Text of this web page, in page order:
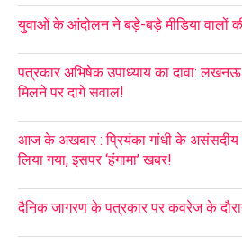
युवाओं के आंदोलन ने बड़े-बड़े मीडिया वालों
पत्रकार अभिषेक उपाध्याय का दावा:
मिलने पर दागे सवाल!
आज के अखबार : प्रियंका गांधी के असंसदीय
लिया गया, इसपर ‘हंगामा’ खबर!
दैनिक जागरण के पत्रकार पर कवरेज के